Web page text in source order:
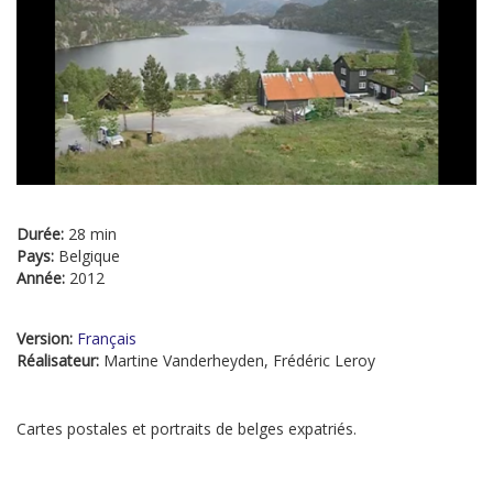
Durée: 28 min
Pays: Belgique
Année: 2012
Version: Français
Réalisateur: Martine Vanderheyden, Frédéric Leroy
Cartes postales et portraits de belges expatriés.